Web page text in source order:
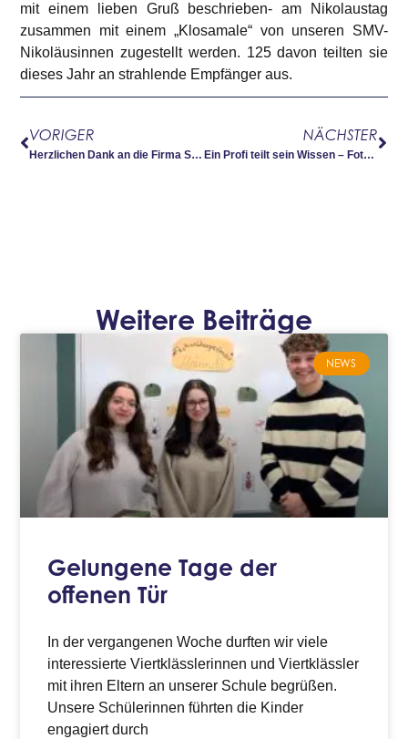
mit einem lieben Gruß beschrieben- am Nikolaustag
zusammen mit einem „Klosamale“ von unseren SMV-
Nikoläusinnen zugestellt werden. 125 davon teilten sie
dieses Jahr an strahlende Empfänger aus.
VORIGER
Herzlichen Dank an die Firma Stadler
NÄCHSTER
Ein Profi teilt sein Wissen – Fotograf Andy Reiner zu Besuch an der HPV
Weitere Beiträge
NEWS
Gelungene Tage der
offenen Tür
In der vergangenen Woche durften wir viele
interessierte Viertklässlerinnen und Viertklässler
mit ihren Eltern an unserer Schule begrüßen.
Unsere Schülerinnen führten die Kinder
engagiert durch